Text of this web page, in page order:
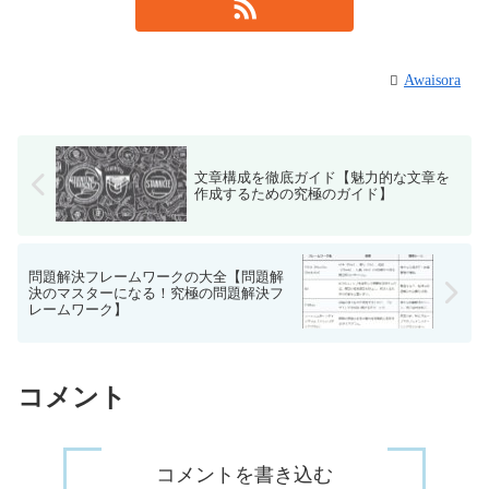
Awaisora
文章構成を徹底ガイド【魅力的な文章を
作成するための究極のガイド】
問題解決フレームワークの大全【問題解
決のマスターになる！究極の問題解決フ
レームワーク】
コメント
コメントを書き込む